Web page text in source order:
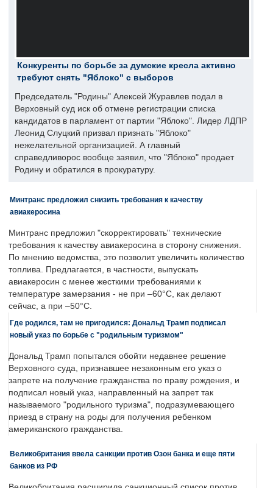
Конкуренты по борьбе за думские кресла активно
требуют снять "Яблоко" с выборов
Председатель "Родины" Алексей Журавлев подал в
Верховный суд иск об отмене регистрации списка
кандидатов в парламент от партии "Яблоко". Лидер ЛДПР
Леонид Слуцкий призвал признать "Яблоко"
нежелательной организацией. А главный
справедливорос вообще заявил, что "Яблоко" продает
Родину и обратился в прокуратуру.
Минтранс предложил снизить требования к качеству
авиакеросина
Минтранс предложил "скорректировать" технические
требования к качеству авиакеросина в сторону снижения.
По мнению ведомства, это позволит увеличить количество
топлива. Предлагается, в частности, выпускать
авиакеросин с менее жесткими требованиями к
температуре замерзания - не при –60°C, как делают
сейчас, а при –50°C.
Где родился, там не пригодился: Дональд Трамп подписал
новый указ по борьбе с "родильным туризмом"
Дональд Трамп попытался обойти недавнее решение
Верховного суда, признавшее незаконным его указ о
запрете на получение гражданства по праву рождения, и
подписал новый указ, направленный на запрет так
называемого "родильного туризма", подразумевающего
приезд в страну на роды для получения ребенком
американского гражданства.
Великобритания ввела санкции против Озон банка и еще пяти
банков из РФ